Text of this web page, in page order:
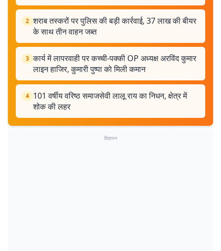
2 शराब तस्करों पर पुलिस की बड़ी कार्रवाई, 37 लाख की बीयर
के साथ तीन वाहन जब्त
3 कार्य में लापरवाही पर कच्‍ची-पक्‍की OP अध्‍यक्ष अरविंद कुमार
लाइन हाजिर, कुमारी पुष्पा को मिली कमान
4 101 वर्षीय वरिष्ठ समाजसेवी लालू राय का निधन, क्षेत्र में
शोक की लहर
विज्ञापन